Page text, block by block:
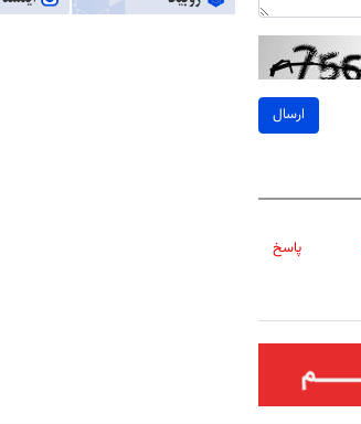
ارسال
پاسخ